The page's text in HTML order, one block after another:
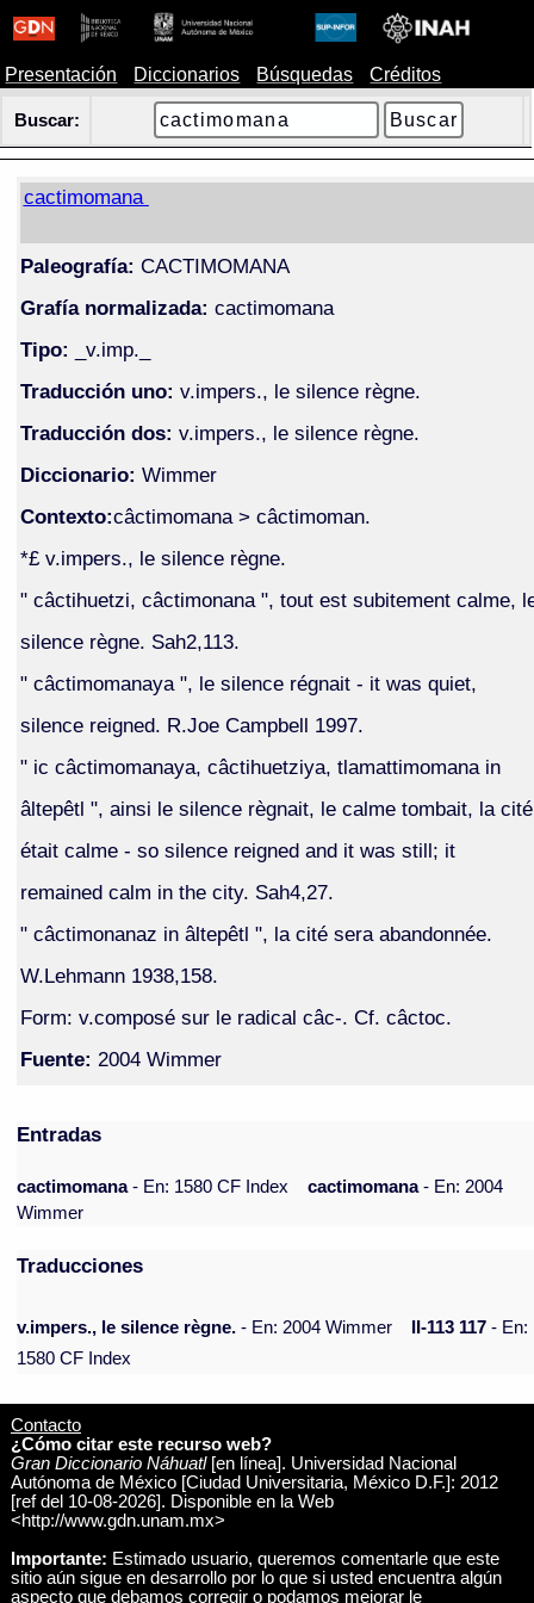
Presentación Diccionarios Búsquedas Créditos
Buscar:
cactimomana
Paleografía: CACTIMOMANA
Grafía normalizada: cactimomana
Tipo: _v.imp._
Traducción uno: v.impers., le silence règne.
Traducción dos: v.impers., le silence règne.
Diccionario: Wimmer
Contexto:câctimomana > câctimoman.
*£ v.impers., le silence règne.
" câctihuetzi, câctimonana ", tout est subitement calme,
silence règne. Sah2,113.
" câctimomanaya ", le silence régnait - it was quiet,
silence reigned. R.Joe Campbell 1997.
" ic câctimomanaya, câctihuetziya, tlamattimomana in
âltepêtl ", ainsi le silence règnait, le calme tombait, la cité
était calme - so silence reigned and it was still; it
remained calm in the city. Sah4,27.
" câctimonanaz in âltepêtl ", la cité sera abandonnée.
W.Lehmann 1938,158.
Form: v.composé sur le radical câc-. Cf. câctoc.
Fuente: 2004 Wimmer
Entradas
cactimomana- En: 1580 CF Index cactimomana- En: 2004
Wimmer
Traducciones
v.impers., le silence règne. - En: 2004 Wimmer II-113 117 - En:
1580 CF Index
Contacto
¿Cómo citar este recurso web?
Gran Diccionario Náhuatl[en línea]. Universidad Nacional
Autónoma de México [Ciudad Universitaria, México D.F.]: 2012
[ref del 10-08-2026]. Disponible en la Web
<http://www.gdn.unam.mx>
Importante: Estimado usuario, queremos comentarle que este
sitio aún sigue en desarrollo por lo que si usted encuentra algún
aspecto que debamos corregir o podamos mejorar le